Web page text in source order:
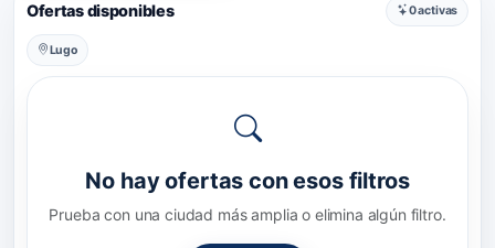
Ofertas disponibles 0 activas
Lugo
No hay ofertas con esos filtros
Prueba con una ciudad más amplia o elimina algún filtro.